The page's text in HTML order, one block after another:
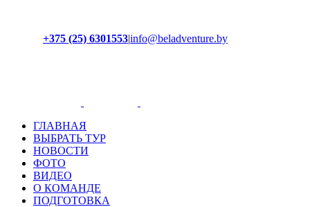
+375 (25) 6301553|info@beladventure.by
ГЛАВНАЯ
ВЫБРАТЬ ТУР
НОВОСТИ
ФОТО
ВИДЕО
О КОМАНДЕ
ПОДГОТОВКА